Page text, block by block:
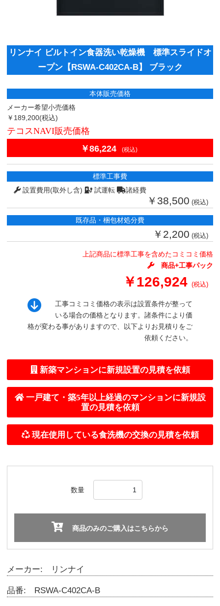
リンナイ ビルトイン食器洗い乾燥機 標準スライドオ
ープン【RSWA-C402CA-B】 ブラック
本体販売価格
メーカー希望小売価格
￥189,200(税込)
テコスNAVI販売価格
￥86,224
(税込)
標準工事費
設置費用(取外し含)
試運転 諸経費
￥38,500 (税込)
既存品・梱包材処分費
￥2,200 (税込)
上記商品に標準工事を含めたコミコミ価格
商品+工事パック
￥126,924 (税込)
工事コミコミ価格の表示は設置条件が整って
いる場合の価格となります。諸条件により価
格が変わる事がありますので、以下よりお見積りをご
依頼ください。
数量
商品のみのご購入はこちらから
メーカー: リンナイ
品番: RSWA-C402CA-B